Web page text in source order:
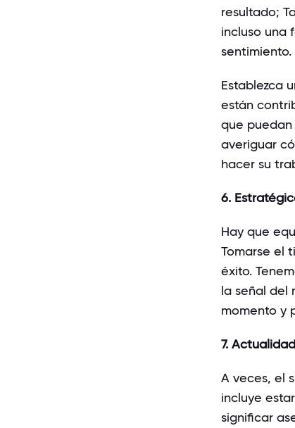
resultado;
incluso una
sentimiento.
Establezca
están
que puedan
averiguar
hacer su
6.
Hay que
Tomarse el
éxito.
la señal del
momento y
7. Actualidad
A veces, el
incluye
significar